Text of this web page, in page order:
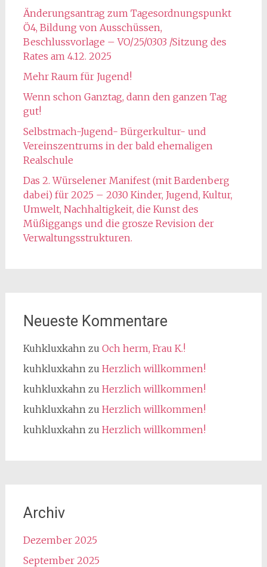
Änderungsantrag zum Tagesordnungspunkt
Ö4, Bildung von Ausschüssen,
Beschlussvorlage – VO/25/0303 /Sitzung des
Rates am 4.12. 2025
Mehr Raum für Jugend!
Wenn schon Ganztag, dann den ganzen Tag
gut!
Selbstmach-Jugend- Bürgerkultur- und
Vereinszentrums in der bald ehemaligen
Realschule
Das 2. Würselener Manifest (mit Bardenberg
dabei) für 2025 – 2030 Kinder, Jugend, Kultur,
Umwelt, Nachhaltigkeit, die Kunst des
Müßiggangs und die grosze Revision der
Verwaltungsstrukturen.
Neueste Kommentare
Kuhkluxkahnzu Och herm, Frau K.!
kuhkluxkahnzu Herzlich willkommen!
kuhkluxkahnzu Herzlich willkommen!
kuhkluxkahnzu Herzlich willkommen!
kuhkluxkahnzu Herzlich willkommen!
Archiv
Dezember 2025
September 2025